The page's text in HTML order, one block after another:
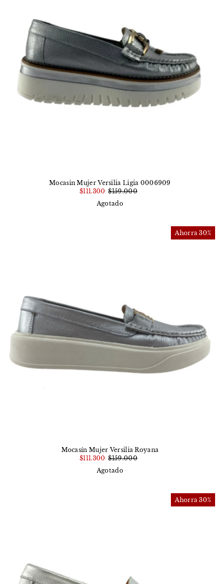
Mocasin Mujer Versilia Ligia 0006909
$111.300 $159.000
Agotado
Ahorra 30%
Mocasín Mujer Versilia Royana
$111.300 $159.000
Agotado
Ahorra 30%